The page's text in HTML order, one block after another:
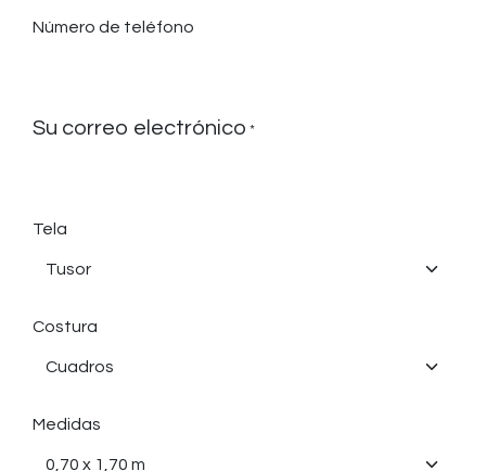
Número de teléfono
Su correo electrónico *
Tela
Costura
Medidas